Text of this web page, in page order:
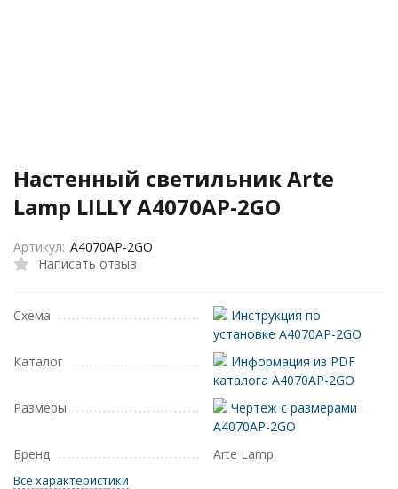
Настенный светильник Arte
Lamp LILLY A4070AP-2GO
Написать отзыв
Артикул: A4070AP-2GO
Схема
Инструкция по
установке A4070AP-2GO
Каталог
Информация из PDF
каталога A4070AP-2GO
Размеры
Чертеж с размерами
A4070AP-2GO
Бренд
Arte Lamp
Все характеристики